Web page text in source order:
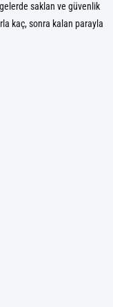
saklan ve güvenlik
kaç, sonra kalan parayla